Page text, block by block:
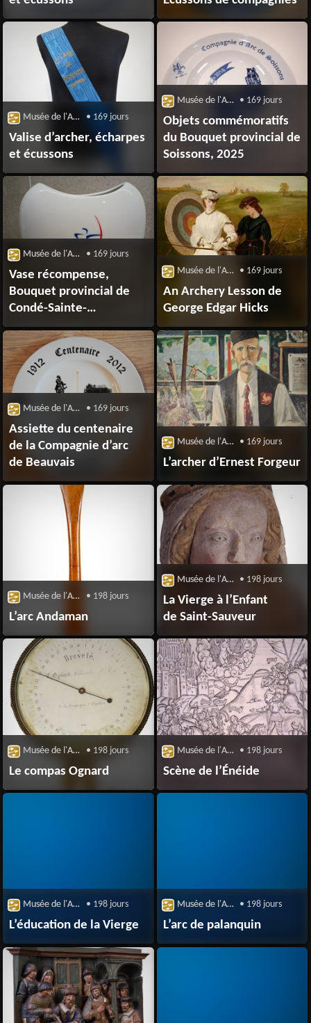
Musée de l'Archerie et du Valois • 169 jours
Valise d’archer, écharpes
et écussons
Musée de l'Archerie et du Valois • 169 jours
Objets commémoratifs
du Bouquet provincial de
Soissons, 2025
Musée de l'Archerie et du Valois • 169 jours
Vase récompense,
Bouquet provincial de
Condé-Sainte-
Libiaire 2017
Musée de l'Archerie et du Valois • 169 jours
An Archery Lesson de
George Edgar Hicks
Musée de l'Archerie et du Valois • 169 jours
Assiette du centenaire
de la Compagnie d’arc
de Beauvais
Musée de l'Archerie et du Valois • 169 jours
L’archer d’Ernest Forgeur
Musée de l'Archerie et du Valois • 198 jours
L’arc Andaman
Musée de l'Archerie et du Valois • 198 jours
La Vierge à l’Enfant
de Saint-Sauveur
Musée de l'Archerie et du Valois • 198 jours
Le compas Ognard
Musée de l'Archerie et du Valois • 198 jours
Scène de l’Énéide
Musée de l'Archerie et du Valois • 198 jours
L’éducation de la Vierge
Musée de l'Archerie et du Valois • 198 jours
L’arc de palanquin